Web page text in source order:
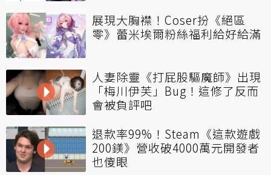
展現大胸襟！Coser扮《絕區
零》蕾米埃爾粉絲福利給好給滿
人妻除靈《打屁股驅魔師》出現
「梅川伊芙」Bug！這修了反而
會被負評吧
退款率99%！Steam《這款遊戲
200鎂》營收破4000萬元開發者
也傻眼